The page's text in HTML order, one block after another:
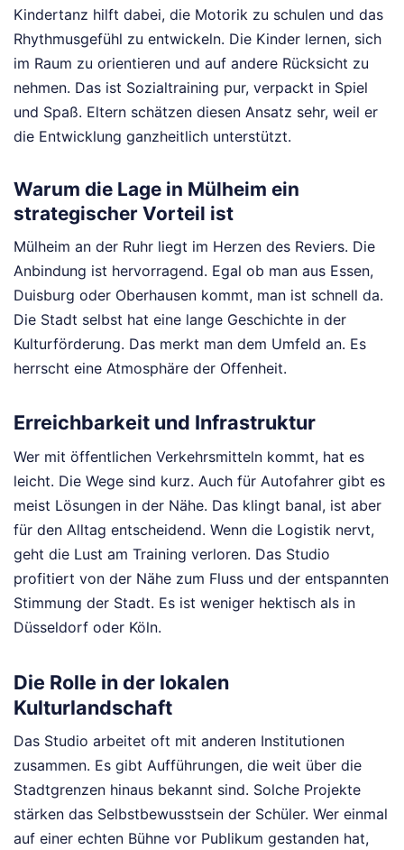
Kindertanz hilft dabei, die Motorik zu schulen und das
Rhythmusgefühl zu entwickeln. Die Kinder lernen, sich
im Raum zu orientieren und auf andere Rücksicht zu
nehmen. Das ist Sozialtraining pur, verpackt in Spiel
und Spaß. Eltern schätzen diesen Ansatz sehr, weil er
die Entwicklung ganzheitlich unterstützt.
Warum die Lage in Mülheim ein
strategischer Vorteil ist
Mülheim an der Ruhr liegt im Herzen des Reviers. Die
Anbindung ist hervorragend. Egal ob man aus Essen,
Duisburg oder Oberhausen kommt, man ist schnell da.
Die Stadt selbst hat eine lange Geschichte in der
Kulturförderung. Das merkt man dem Umfeld an. Es
herrscht eine Atmosphäre der Offenheit.
Erreichbarkeit und Infrastruktur
Wer mit öffentlichen Verkehrsmitteln kommt, hat es
leicht. Die Wege sind kurz. Auch für Autofahrer gibt es
meist Lösungen in der Nähe. Das klingt banal, ist aber
für den Alltag entscheidend. Wenn die Logistik nervt,
geht die Lust am Training verloren. Das Studio
profitiert von der Nähe zum Fluss und der entspannten
Stimmung der Stadt. Es ist weniger hektisch als in
Düsseldorf oder Köln.
Die Rolle in der lokalen
Kulturlandschaft
Das Studio arbeitet oft mit anderen Institutionen
zusammen. Es gibt Aufführungen, die weit über die
Stadtgrenzen hinaus bekannt sind. Solche Projekte
stärken das Selbstbewusstsein der Schüler. Wer einmal
auf einer echten Bühne vor Publikum gestanden hat,